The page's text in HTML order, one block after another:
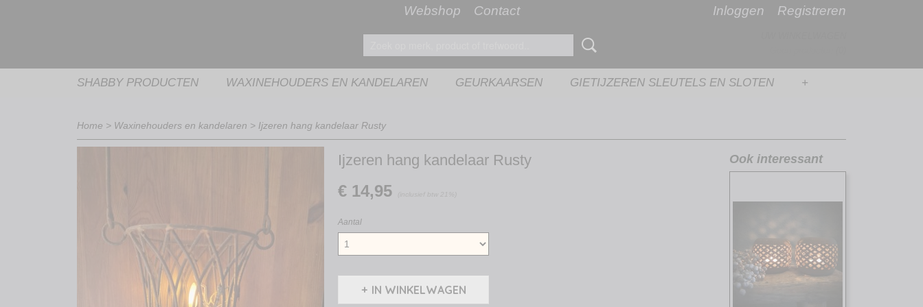
Webshop Contact Inloggen Registreren
SHABBY PRODUCTEN WAXINEHOUDERS EN KANDELAREN GEURKAARSEN GIETIJZEREN SLEUTELS EN SLOTEN +
Home > Waxinehouders en kandelaren > Ijzeren hang kandelaar Rusty
Ijzeren hang kandelaar Rusty
€ 14,95 (inclusief btw 21%)
Aantal
IN WINKELWAGEN
Ook interessant